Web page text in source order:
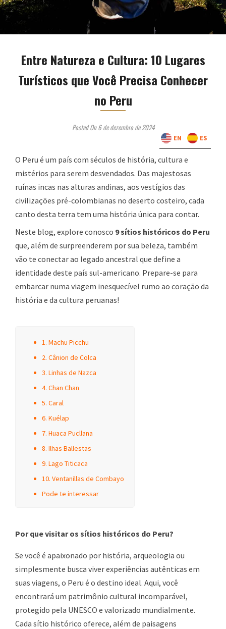
Entre Natureza e Cultura: 10 Lugares
Turísticos que Você Precisa Conhecer
no Peru
Posted On 6 de dezembro de 2024
O Peru é um país com séculos de história, cultura e
mistérios para serem desvendados. Das majestosas
ruínas incas nas alturas andinas, aos vestígios das
civilizações pré-colombianas no deserto costeiro, cada
canto desta terra tem uma história única para contar.
Neste blog, explore conosco 9 sítios históricos do Peru
que, além de surpreenderem por sua beleza, também
vão te conectar ao legado ancestral que define a
identidade deste país sul-americano. Prepare-se para
embarcar numa viagem inesquecível rumo ao coração da
história e da cultura peruanas!
1. Machu Picchu
2. Cânion de Colca
3. Linhas de Nazca
4. Chan Chan
5. Caral
6. Kuélap
7. Huaca Pucllana
8. Ilhas Ballestas
9. Lago Titicaca
10. Ventanillas de Combayo
Pode te interessar
Por que visitar os sítios históricos do Peru?
Se você é apaixonado por história, arqueologia ou
simplesmente busca viver experiências autênticas em
suas viagens, o Peru é o destino ideal. Aqui, você
encontrará um patrimônio cultural incomparável,
protegido pela UNESCO e valorizado mundialmente.
Cada sítio histórico oferece, além de paisagens
EN ES